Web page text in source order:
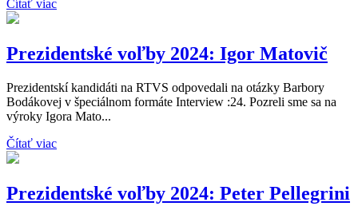
Čítať viac
Prezidentské voľby 2024: Igor Matovič
Prezidentskí kandidáti na RTVS odpovedali na otázky Barbory
Bodákovej v špeciálnom formáte Interview :24. Pozreli sme sa na
výroky Igora Mato...
Čítať viac
Prezidentské voľby 2024: Peter Pellegrini